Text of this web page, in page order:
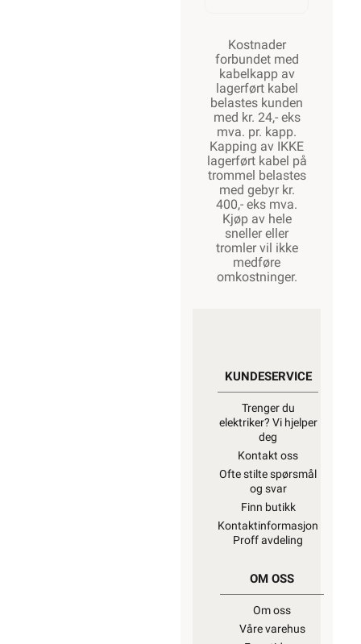
Kostnader
forbundet med
kabelkapp av
lagerført kabel
belastes kunden
med kr. 24,- eks
mva. pr. kapp.
Kapping av IKKE
lagerført kabel på
trommel belastes
med gebyr kr.
400,- eks mva.
Kjøp av hele
sneller eller
tromler vil ikke
medføre
omkostninger.
KUNDESERVICE
Trenger du
elektriker? Vi hjelper
deg
Kontakt oss
Ofte stilte spørsmål
og svar
Finn butikk
Kontaktinformasjon
Proff avdeling
OM OSS
Om oss
Våre varehus